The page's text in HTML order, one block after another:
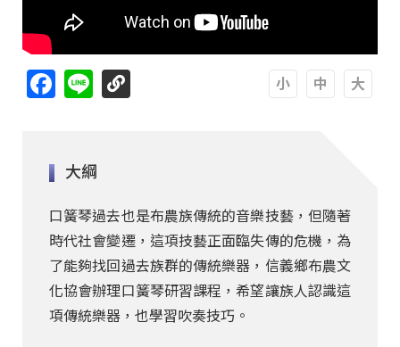
Facebook
Line
大綱
口簧琴過去也是布農族傳統的音樂技藝，但隨著
時代社會變遷，這項技藝正面臨失傳的危機，為
了能夠找回過去族群的傳統樂器，信義鄉布農文
化協會辦理口簧琴研習課程，希望讓族人認識這
項傳統樂器，也學習吹奏技巧。